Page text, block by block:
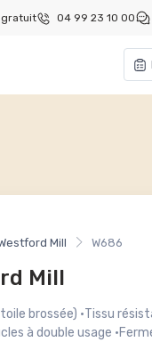
gratuit 04 99 23 10 00
Mill W686
Mill
brossée) ·Tissu
à double usage